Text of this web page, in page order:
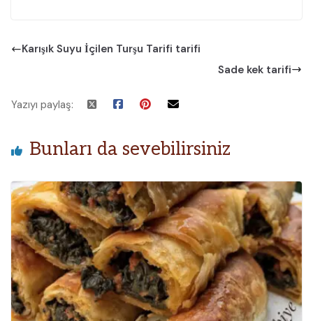
Karışık Suyu İçilen Turşu Tarifi tarifi
Sade kek tarifi
Yazıyı paylaş:
Bunları da sevebilirsiniz